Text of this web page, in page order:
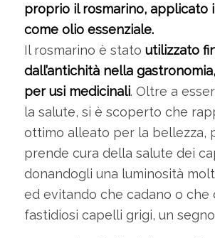
proprio il rosmarino, applicato
come olio essenziale.
Il rosmarino è stato utilizzato
dall’antichità nella
per usi medicinali. Oltre a
la salute, si è scoperto che
ottimo alleato per la bellezza,
prende cura della salute dei
donandogli una luminosità
ed evitando che cadano o che
fastidiosi capelli grigi, un segno